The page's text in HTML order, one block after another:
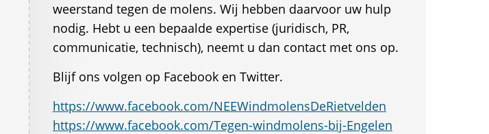
weerstand tegen de molens. Wij hebben daarvoor uw hulp
nodig. Hebt u een bepaalde expertise (juridisch, PR,
communicatie, technisch), neemt u dan contact met ons op.
Blijf ons volgen op Facebook en Twitter.
https://www.facebook.com/NEEWindmolensDeRietvelden
https://www.facebook.com/Tegen-windmolens-bij-Engelen